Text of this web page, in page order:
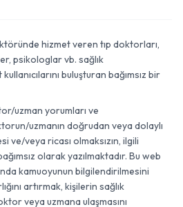
hizmet veren tıp doktorları,
psikologlar vb. sağlık
buluşturan bağımsız bir
uzman yorumları ve
uzmanın doğrudan veya dolaylı
ve/veya ricası olmaksızın, ilgili
olarak yazılmaktadır. Bu web
kamuoyunun bilgilendirilmesini
artırmak, kişilerin sağlık
veya uzmana ulaşmasını